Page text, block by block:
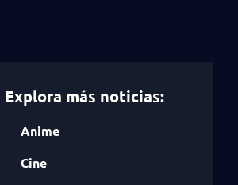
Explora más noticias:
Anime
Cine